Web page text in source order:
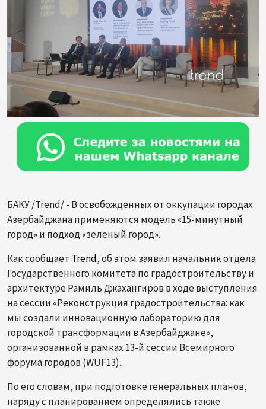
БАКУ /Trend/ - В освобожденных от оккупации городах
Азербайджана применяются модель «15-минутный
город» и подход «зеленый город».
Как сообщает Trend, об этом заявил начальник отдела
Государственного комитета по градостроительству и
архитектуре Рамиль Джахангиров в ходе выступления
на сессии «Реконструкция градостроительства: как
мы создали инновационную лабораторию для
городской трансформации в Азербайджане»,
организованной в рамках 13-й сессии Всемирного
форума городов (WUF13).
По его словам, при подготовке генеральных планов,
наряду с планированием определялись также